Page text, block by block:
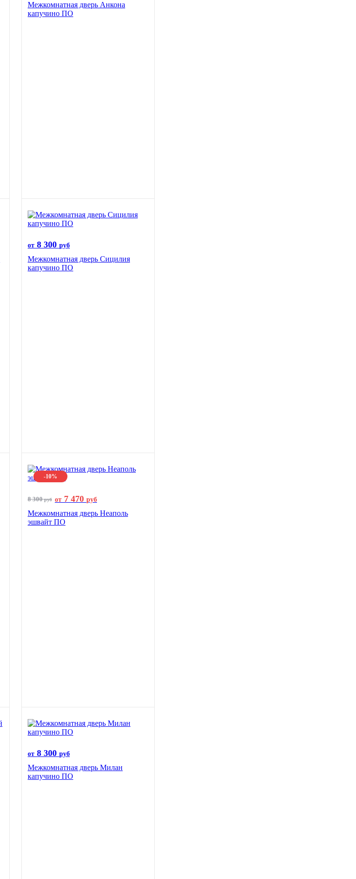
Межкомнатная дверь Анкона
капучино ПО
от 8 300 руб
Межкомнатная дверь Сицилия
капучино ПО
-10%
8 300руб от 7 470 руб
Межкомнатная дверь Неаполь
эшвайт ПО
от 8 300 руб
Межкомнатная дверь Милан
капучино ПО